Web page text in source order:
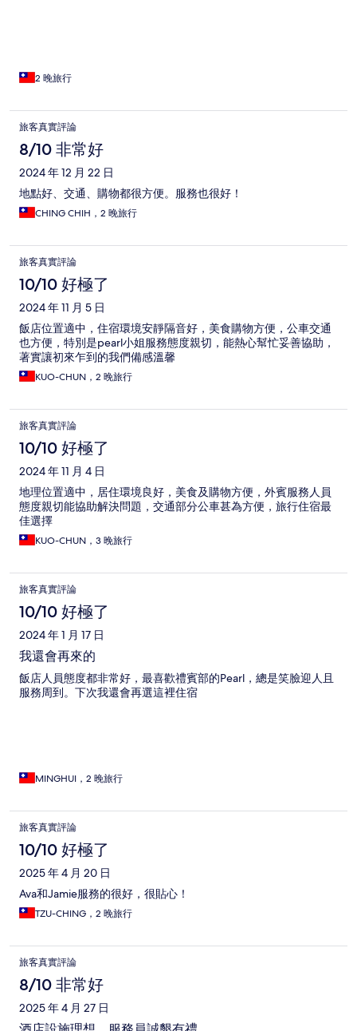
2 晚旅行
旅客真實評論
8/10 非常好
2024 年 12 月 22 日
地點好、交通、購物都很方便。服務也很好！
CHING CHIH，2 晚旅行
旅客真實評論
10/10 好極了
2024 年 11 月 5 日
飯店位置適中，住宿環境安靜隔音好，美食購物方便，公車交通
也方便，特別是pearl小姐服務態度親切，能熱心幫忙妥善協助，
著實讓初來乍到的我們備感溫馨
KUO-CHUN，2 晚旅行
旅客真實評論
10/10 好極了
2024 年 11 月 4 日
地理位置適中，居住環境良好，美食及購物方便，外賓服務人員
態度親切能協助解決問題，交通部分公車甚為方便，旅行住宿最
佳選擇
KUO-CHUN，3 晚旅行
旅客真實評論
10/10 好極了
2024 年 1 月 17 日
我還會再來的
飯店人員態度都非常好，最喜歡禮賓部的Pearl，總是笑臉迎人且
服務周到。下次我還會再選這裡住宿
MINGHUI，2 晚旅行
旅客真實評論
10/10 好極了
2025 年 4 月 20 日
Ava和Jamie服務的很好，很貼心！
TZU-CHING，2 晚旅行
旅客真實評論
8/10 非常好
2025 年 4 月 27 日